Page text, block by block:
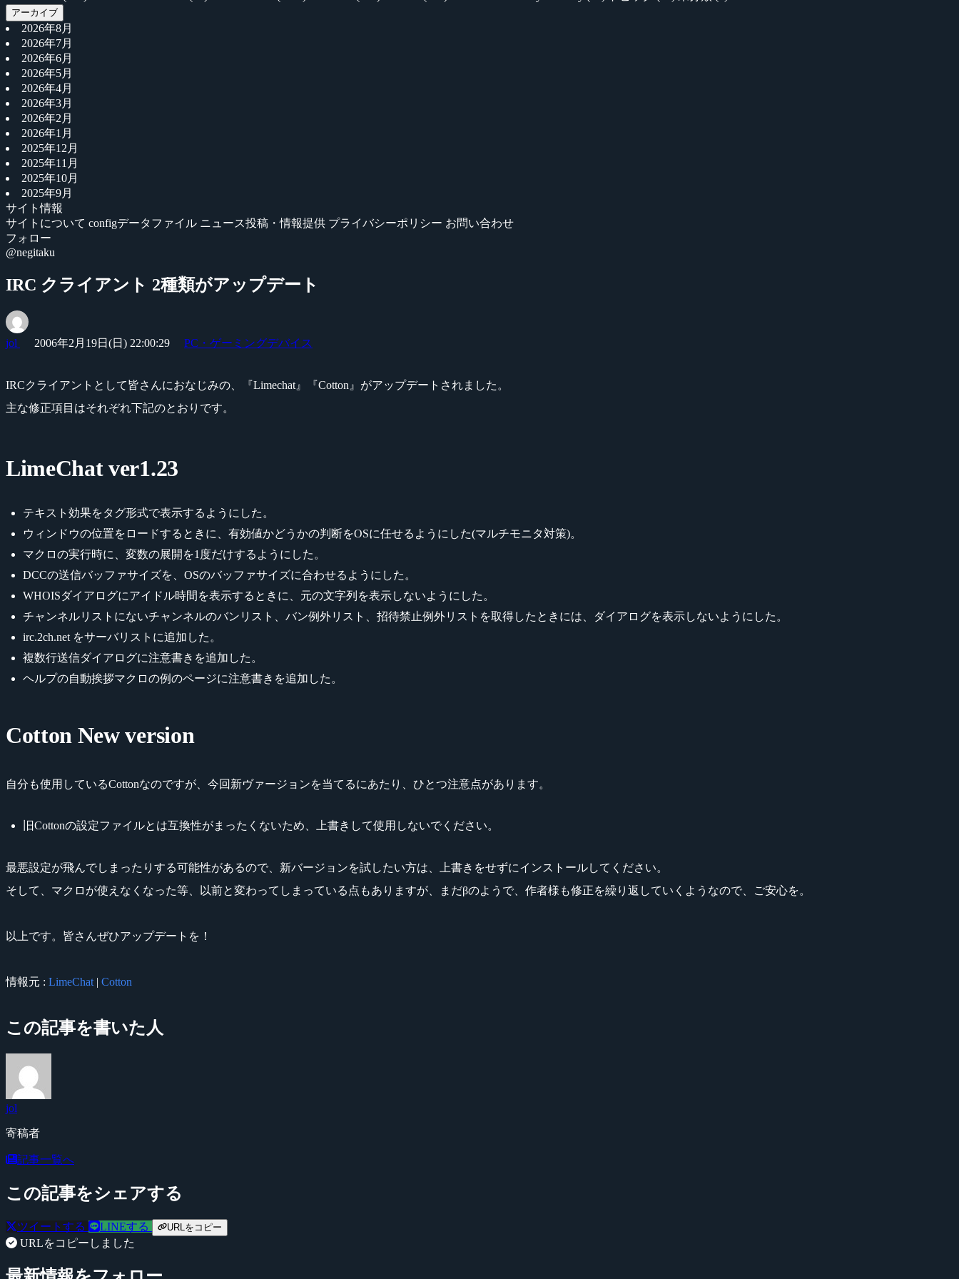
アーカイブ
2026年8月
2026年7月
2026年6月
2026年5月
2026年4月
2026年3月
2026年2月
2026年1月
2025年12月
2025年11月
2025年10月
2025年9月
サイト情報
サイトについて configデータファイル ニュース投稿・情報提供 プライバシーポリシー お問い合わせ
フォロー
@negitaku
IRC クライアント 2種類がアップデート
jol 2006年2月19日(日) 22:00:29 PC・ゲーミングデバイス
IRCクライアントとして皆さんにおなじみの、『Limechat』『Cotton』がアップデートされました。
主な修正項目はそれぞれ下記のとおりです。
LimeChat ver1.23
テキスト効果をタグ形式で表示するようにした。
ウィンドウの位置をロードするときに、有効値かどうかの判断をOSに任せるようにした(マルチモニタ対策)。
マクロの実行時に、変数の展開を1度だけするようにした。
DCCの送信バッファサイズを、OSのバッファサイズに合わせるようにした。
WHOISダイアログにアイドル時間を表示するときに、元の文字列を表示しないようにした。
チャンネルリストにないチャンネルのバンリスト、バン例外リスト、招待禁止例外リストを取得したときには、ダイアログを表示しないようにした。
irc.2ch.net をサーバリストに追加した。
複数行送信ダイアログに注意書きを追加した。
ヘルプの自動挨拶マクロの例のページに注意書きを追加した。
Cotton New version
自分も使用しているCottonなのですが、今回新ヴァージョンを当てるにあたり、ひとつ注意点があります。
旧Cottonの設定ファイルとは互換性がまったくないため、上書きして使用しないでください。
最悪設定が飛んでしまったりする可能性があるので、新バージョンを試したい方は、上書きをせずにインストールしてください。
そして、マクロが使えなくなった等、以前と変わってしまっている点もありますが、まだβのようで、作者様も修正を繰り返していくようなので、ご安心を。
以上です。皆さんぜひアップデートを！
情報元 : LimeChat | Cotton
この記事を書いた人
jol
寄稿者
記事一覧へ
この記事をシェアする
ツイートする LINEする URLをコピー
URLをコピーしました